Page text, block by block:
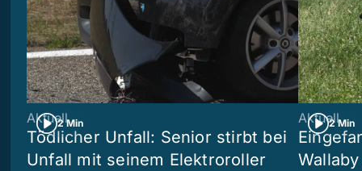
2 Min
Aktuell
Tödlicher Unfall: Senior stirbt bei
Unfall mit seinem Elektroroller
2 Min
Aktuell